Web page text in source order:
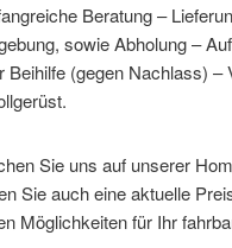
Beratung –
sowie Abholung –
(gegen Nachlass) –
Sie uns auf unserer
Sie auch eine aktuelle
Möglichkeiten für Ihr